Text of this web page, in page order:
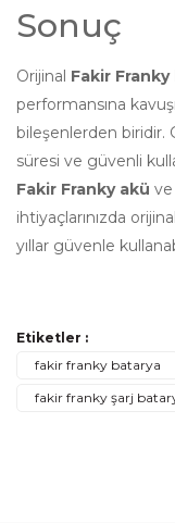
Sonuç
Orijinal Fakir
performansına
bileşenlerden biridir.
süresi ve güvenli
Fakir Franky akü
ihtiyaçlarınızda
yıllar güvenle
konularda yetersiz
kullanarak
Görüş ve
Sık
Fakir
Etiketler :
fakir franky batarya
fakir franky şarj